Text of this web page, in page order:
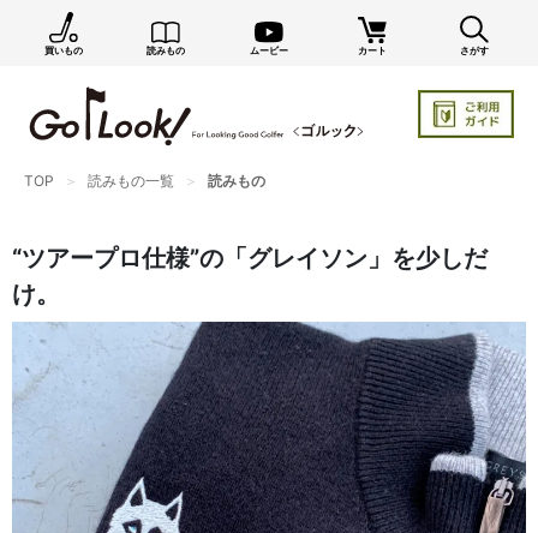
買いもの 読みもの ムービー カート さがす
TOP 読みもの一覧 読みもの
“ツアープロ仕様”の「グレイソン」を少しだ
け。
×
GO/LOOK! からのお知らせ（受信設定）
新商品情報や編集部のオススメ、オトクな情報・買い
まだご登録でない方はぜひ！
編集部セレクトのスタイル提案・お得情報（ダイレクトメール）
お知らせを受け取る
いつでもメール内のリンクから配信停止できます